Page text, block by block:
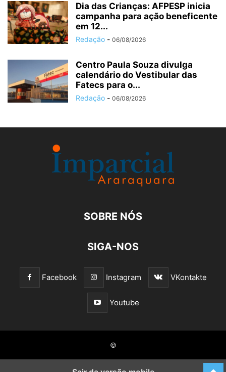
Dia das Crianças: AFPESP inicia
campanha para ação beneficente
em 12...
Redação - 06/08/2026
Centro Paula Souza divulga
calendário do Vestibular das
Fatecs para o...
Redação - 06/08/2026
SOBRE NÓS
SIGA-NOS
Facebook Instagram VKontakte
Youtube
©